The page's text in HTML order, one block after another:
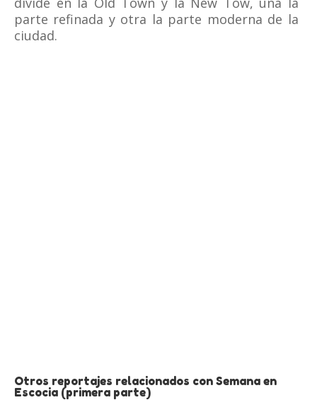
parte refinada y otra la parte moderna de la
ciudad.
Otros reportajes relacionados con Semana en
Escocia (primera parte)